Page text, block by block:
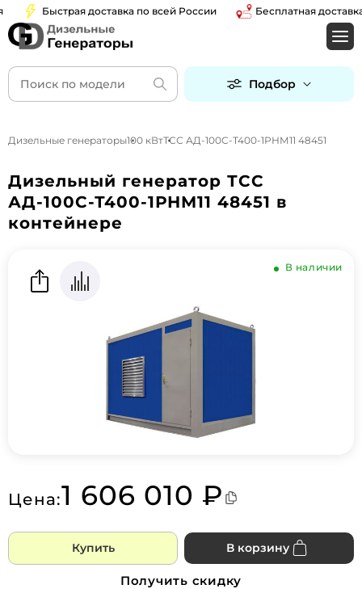
Быстрая доставка по всей России Бесплатная доставка
Подбор
Дизельные генераторы100 кВтТСС АД-100С-Т400-1РНМ11 48451
Дизельный генератор ТСС
АД-100С-Т400-1РНМ11 48451 в
контейнере
В наличии
Цена:1 606 010 ₽
Купить В корзину
Получить скидку